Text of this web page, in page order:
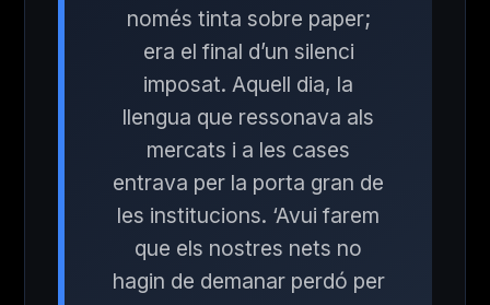
només tinta sobre paper;
era el final d’un silenci
imposat. Aquell dia, la
llengua que ressonava als
mercats i a les cases
entrava per la porta gran de
les institucions. ‘Avui farem
que els nostres nets no
hagin de demanar perdó per